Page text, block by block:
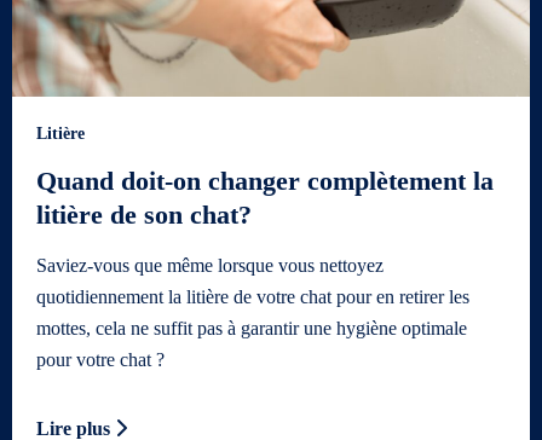
Litière
Quand doit-on changer complètement la
litière de son chat?
Saviez-vous que même lorsque vous nettoyez
quotidiennement la litière de votre chat pour en retirer les
mottes, cela ne suffit pas à garantir une hygiène optimale
pour votre chat ?
Lire plus